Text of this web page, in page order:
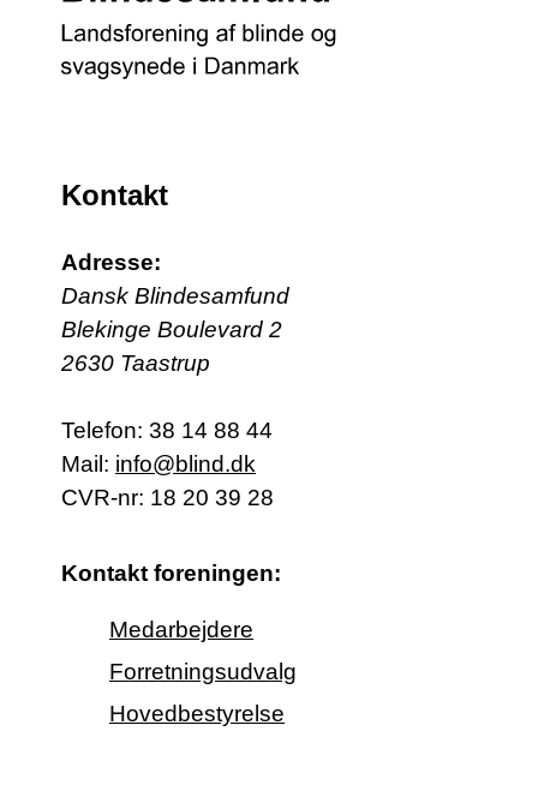
Kontakt
Adresse:
Dansk Blindesamfund
Blekinge Boulevard 2
2630 Taastrup
Telefon: 38 14 88 44
Mail: info@blind.dk
CVR-nr: 18 20 39 28
Kontakt foreningen:
Medarbejdere
Forretningsudvalg
Hovedbestyrelse